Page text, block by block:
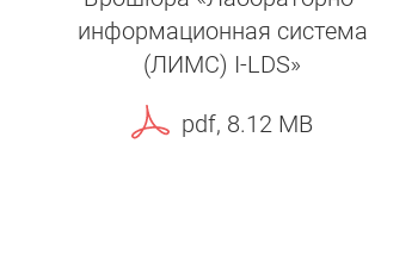
информационная система
(ЛИМС) I-LDS»
pdf, 8.12 MB